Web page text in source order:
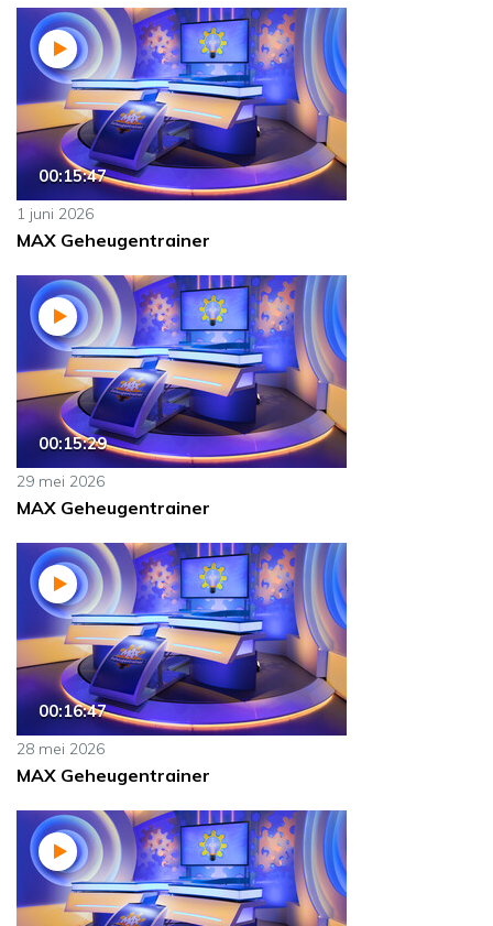
00:15:47
1 juni 2026
MAX Geheugentrainer
00:15:29
29 mei 2026
MAX Geheugentrainer
00:16:47
28 mei 2026
MAX Geheugentrainer